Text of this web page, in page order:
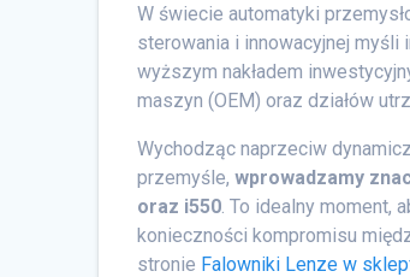
W świecie automatyki
sterowania i innowacyjnej myśli
wyższym nakładem
maszyn (OEM) oraz działów
Wychodząc naprzeciw
przemyśle,wprowadzamy
oraz i550 . To idealny
konieczności kompromisu
stronie Falowniki Lenze w